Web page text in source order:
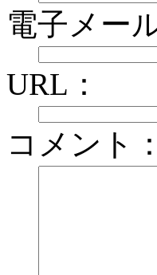
電子メー
URL：
コメント：